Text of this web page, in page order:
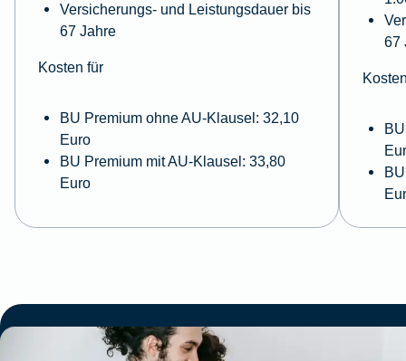
Versicherungs- und Leistungsdauer bis
67 Jahre
Kosten für
BU Premium ohne AU-Klausel: 32,10
Euro
BU Premium mit AU-Klausel: 33,80
Euro
67